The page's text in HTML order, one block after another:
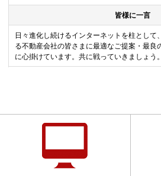
皆様に一言
日々進化し続けるインターネットを柱として
る不動産会社の皆さまに最適なご提案・最良
に心掛けています。共に戦っていきましょう。